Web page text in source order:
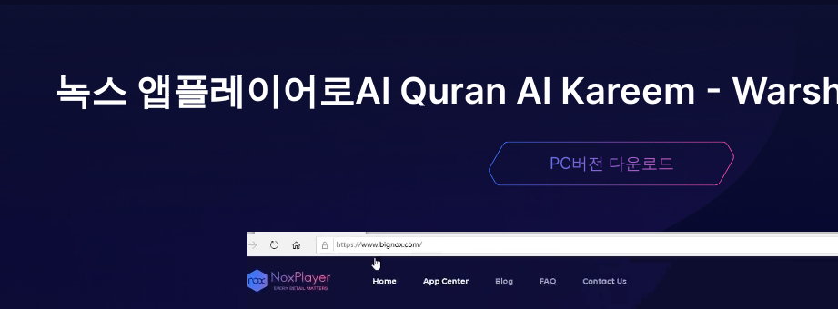
녹스 앱플레이어로Al Quran Al Kareem -
PC버전 다운로드